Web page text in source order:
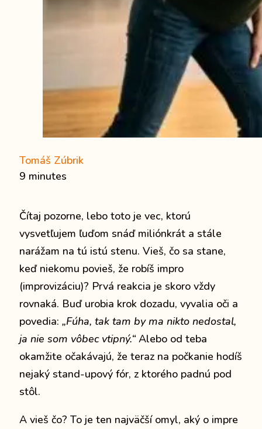
Tomáš Zúbrik
9 minutes
Čítaj pozorne, lebo toto je vec, ktorú
vysvetľujem ľuďom snáď miliónkrát a stále
narážam na tú istú stenu. Vieš, čo sa stane,
keď niekomu povieš, že robíš impro
(improvizáciu)? Prvá reakcia je skoro vždy
rovnaká. Buď urobia krok dozadu, vyvalia oči a
povedia: „Fúha, tak tam by ma nikto nedostal,
ja nie som vôbec vtipný.“Alebo od teba
okamžite očakávajú, že teraz na počkanie hodíš
nejaký stand-upový fór, z ktorého padnú pod
stôl.
A vieš čo? To je ten najväčší omyl, aký o impre